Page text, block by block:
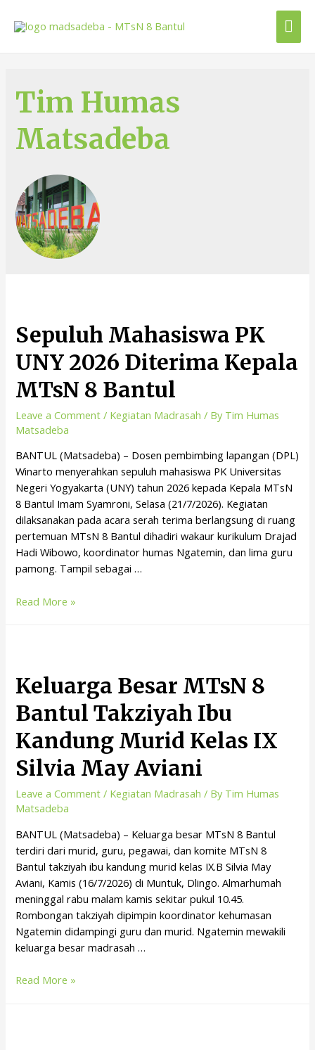
Tim Humas
Matsadeba
Sepuluh Mahasiswa PK
UNY 2026 Diterima Kepala
MTsN 8 Bantul
Leave a Comment / Kegiatan Madrasah / By Tim Humas
Matsadeba
BANTUL (Matsadeba) – Dosen pembimbing lapangan (DPL)
Winarto menyerahkan sepuluh mahasiswa PK Universitas
Negeri Yogyakarta (UNY) tahun 2026 kepada Kepala MTsN
8 Bantul Imam Syamroni, Selasa (21/7/2026). Kegiatan
dilaksanakan pada acara serah terima berlangsung di ruang
pertemuan MTsN 8 Bantul dihadiri wakaur kurikulum Drajad
Hadi Wibowo, koordinator humas Ngatemin, dan lima guru
pamong. Tampil sebagai …
Read More »
Keluarga Besar MTsN 8
Bantul Takziyah Ibu
Kandung Murid Kelas IX
Silvia May Aviani
Leave a Comment / Kegiatan Madrasah / By Tim Humas
Matsadeba
BANTUL (Matsadeba) – Keluarga besar MTsN 8 Bantul
terdiri dari murid, guru, pegawai, dan komite MTsN 8
Bantul takziyah ibu kandung murid kelas IX.B Silvia May
Aviani, Kamis (16/7/2026) di Muntuk, Dlingo. Almarhumah
meninggal rabu malam kamis sekitar pukul 10.45.
Rombongan takziyah dipimpin koordinator kehumasan
Ngatemin didampingi guru dan murid. Ngatemin mewakili
keluarga besar madrasah …
Read More »